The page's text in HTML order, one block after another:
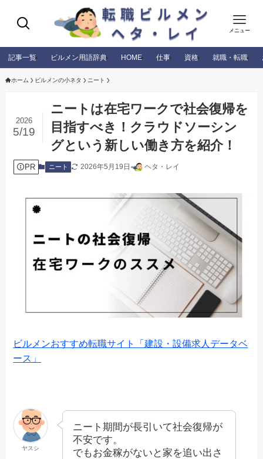
メニュー
記事一覧 ビルメン用語辞典 HOME 仕事 資格 就職・転職
ホーム ビルメンの小ネタ ニート
ニートは在宅ワークで社会復帰を
目指すべき！クラウドソーシン
グという新しい働き方を紹介！
2026
5/19
PR ニート 2026年5月19日 ヘタ・レイ
ビルメンおすすめ転職サイト「建設・設備求人データベ
ース」
ヤスシ
ニート期間が長引いて社会復帰が
不安です。
でもお金稼がないと家を追い出さ